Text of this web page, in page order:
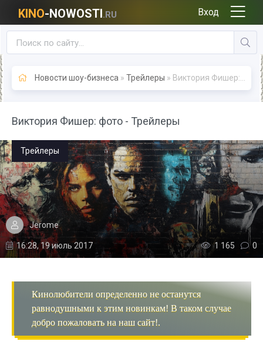
KINO-NOWOSTI.RU Вход
Новости шоу-бизнеса » Трейлеры » Виктория Фишер: фото - Трейлеры
Виктория Фишер: фото - Трейлеры
Трейлеры
Jerome
16:28, 19 июль 2017 1 165 0
Кинолюбители определенно не останутся
равнодушными к этим новинкам! В таком случае
добро пожаловать на наш сайт!.